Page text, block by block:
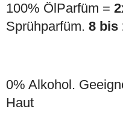
100% ÖlParfüm =
Sprühparfüm. 8 bis
0% Alkohol.
Haut